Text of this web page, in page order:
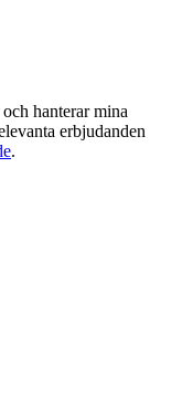
hanterar mina
erbjudanden
.